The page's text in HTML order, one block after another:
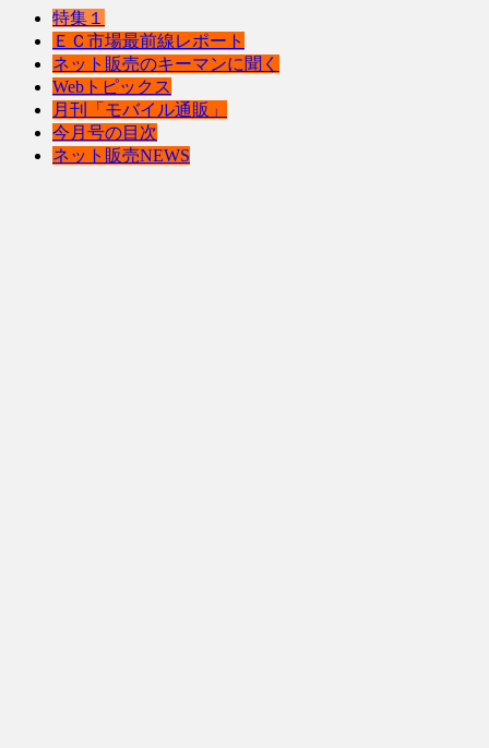
特集１
ＥＣ市場最前線レポート
ネット販売のキーマンに聞く
Webトピックス
月刊「モバイル通販」
今月号の目次
ネット販売NEWS